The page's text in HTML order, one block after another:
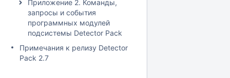
Приложение 2. Команды,
запросы и события
программных модулей
подсистемы Detector Pack
Примечания к релизу Detector
Pack 2.7